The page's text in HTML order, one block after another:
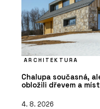
ARCHITEKTURA
Chalupa současná,
obložili dřevem a
4. 8. 2026